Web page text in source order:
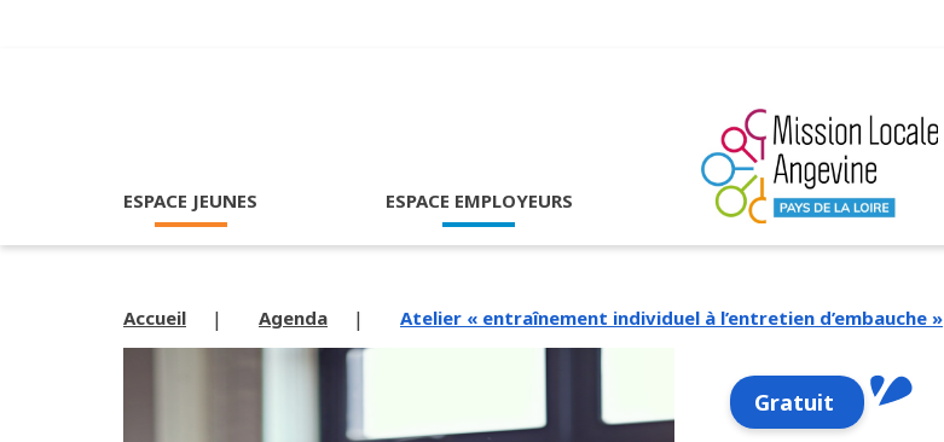
ESPACE JEUNES ESPACE EMPLOYEURS
Accueil Agenda Atelier « entraînement individuel à l’entretien d’embauche »
Gratuit